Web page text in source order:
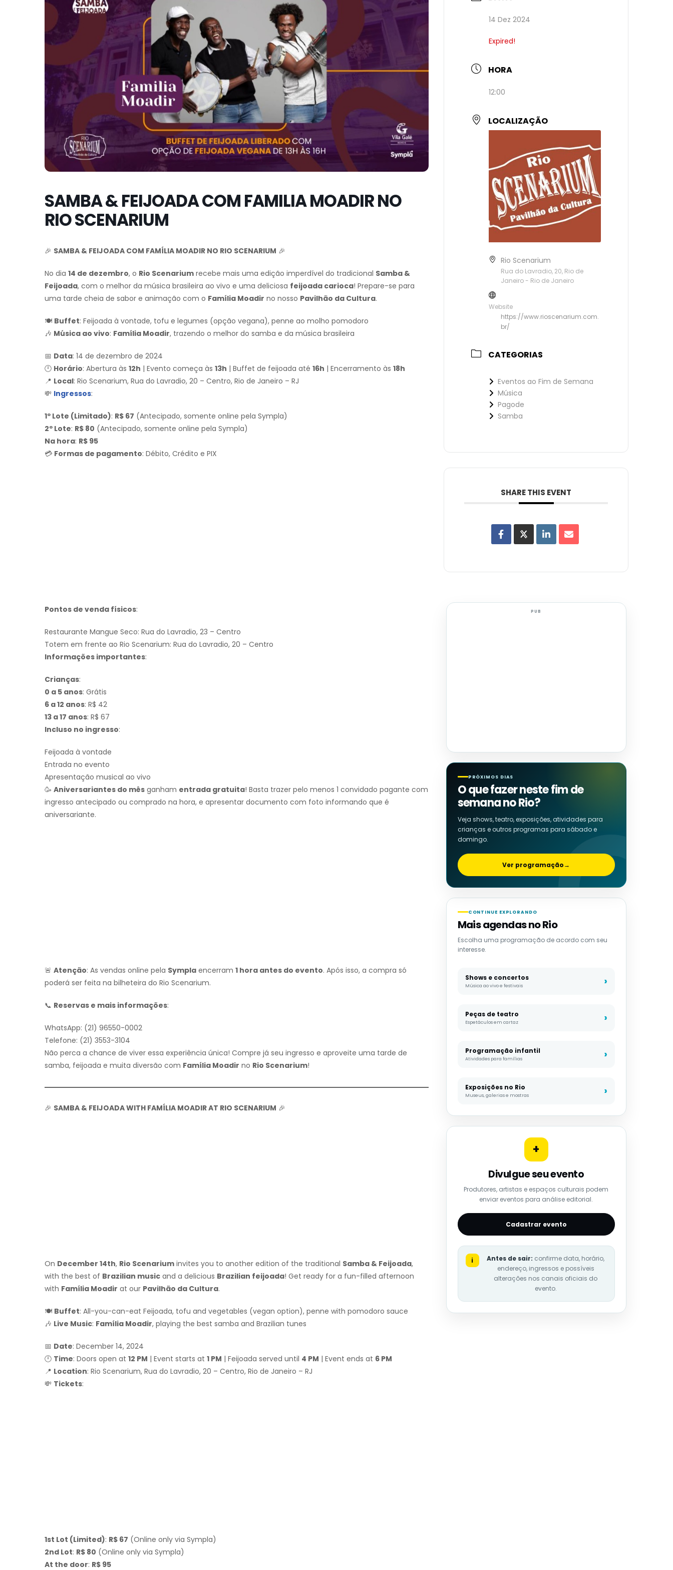
SAMBA & FEIJOADA COM FAMILIA MOADIR NO
RIO SCENARIUM
🎉 SAMBA & FEIJOADA COM FAMÍLIA MOADIR NO RIO SCENARIUM 🎉
No dia 14 de dezembro, o Rio Scenarium recebe mais uma edição imperdível do tradicional Samba &
Feijoada, com o melhor da música brasileira ao vivo e uma deliciosa feijoada carioca! Prepare-se para
uma tarde cheia de sabor e animação com o Família Moadir no nosso Pavilhão da Cultura.
🍽 Buffet: Feijoada à vontade, tofu e legumes (opção vegana), penne ao molho pomodoro
🎶 Música ao vivo: Família Moadir, trazendo o melhor do samba e da música brasileira
📅 Data: 14 de dezembro de 2024
🕛 Horário: Abertura às 12h | Evento começa às 13h | Buffet de feijoada até 16h | Encerramento às 18h
📍 Local: Rio Scenarium, Rua do Lavradio, 20 – Centro, Rio de Janeiro – RJ
💸 Ingressos:
1º Lote (Limitado): R$ 67 (Antecipado, somente online pela Sympla)
2º Lote: R$ 80 (Antecipado, somente online pela Sympla)
Na hora: R$ 95
💳 Formas de pagamento: Débito, Crédito e PIX
Pontos de venda físicos:
Restaurante Mangue Seco: Rua do Lavradio, 23 – Centro
Totem em frente ao Rio Scenarium: Rua do Lavradio, 20 – Centro
Informações importantes:
Crianças:
0 a 5 anos: Grátis
6 a 12 anos: R$ 42
13 a 17 anos: R$ 67
Incluso no ingresso:
Feijoada à vontade
Entrada no evento
Apresentação musical ao vivo
🥳 Aniversariantes do mês ganham entrada gratuita! Basta trazer pelo menos 1 convidado pagante com
ingresso antecipado ou comprado na hora, e apresentar documento com foto informando que é
aniversariante.
🚨 Atenção: As vendas online pela Sympla encerram 1 hora antes do evento. Após isso, a compra só
poderá ser feita na bilheteira do Rio Scenarium.
📞 Reservas e mais informações:
WhatsApp: (21) 96550-0002
Telefone: (21) 3553-3104
Não perca a chance de viver essa experiência única! Compre já seu ingresso e aproveite uma tarde de
samba, feijoada e muita diversão com Família Moadir no Rio Scenarium!
🎉 SAMBA & FEIJOADA WITH FAMÍLIA MOADIR AT RIO SCENARIUM 🎉
On December 14th, Rio Scenarium invites you to another edition of the traditional Samba & Feijoada,
with the best of Brazilian music and a delicious Brazilian feijoada! Get ready for a fun-filled afternoon
with Família Moadir at our Pavilhão da Cultura.
🍽 Buffet: All-you-can-eat Feijoada, tofu and vegetables (vegan option), penne with pomodoro sauce
🎶 Live Music: Família Moadir, playing the best samba and Brazilian tunes
📅 Date: December 14, 2024
🕛 Time: Doors open at 12 PM | Event starts at 1 PM | Feijoada served until 4 PM | Event ends at 6 PM
📍 Location: Rio Scenarium, Rua do Lavradio, 20 – Centro, Rio de Janeiro – RJ
💸 Tickets:
1st Lot (Limited): R$ 67 (Online only via Sympla)
2nd Lot: R$ 80 (Online only via Sympla)
At the door: R$ 95
14 Dez 2024
Expired!
HORA
12:00
LOCALIZAÇÃO
Rio Scenarium
Rua do Lavradio, 20, Rio de
Janeiro - Rio de Janeiro
Website
https://www.rioscenarium.com.
br/
CATEGORIAS
Eventos ao Fim de Semana
Música
Pagode
Samba
SHARE THIS EVENT
PUB
PRÓXIMOS DIAS
O que fazer neste fim de
semana no Rio?
Veja shows, teatro, exposições, atividades para
crianças e outros programas para sábado e
domingo.
Ver programação→
CONTINUE EXPLORANDO
Mais agendas no Rio
Escolha uma programação de acordo com seu
interesse.
Shows e concertos
Música ao vivo e festivais
Peças de teatro
Espetáculos em cartaz
Programação infantil
Atividades para famílias
Exposições no Rio
Museus, galerias e mostras
+
Divulgue seu evento
Produtores, artistas e espaços culturais podem
enviar eventos para análise editorial.
Cadastrar evento
i Antes de sair: confirme data, horário,
endereço, ingressos e possíveis
alterações nos canais oficiais do
evento.